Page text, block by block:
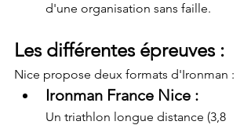
d'une organisation sans faille.
Les différentes épreuves :
Nice propose deux formats d'Ironman :
Ironman France Nice :
Un triathlon longue distance (3,8